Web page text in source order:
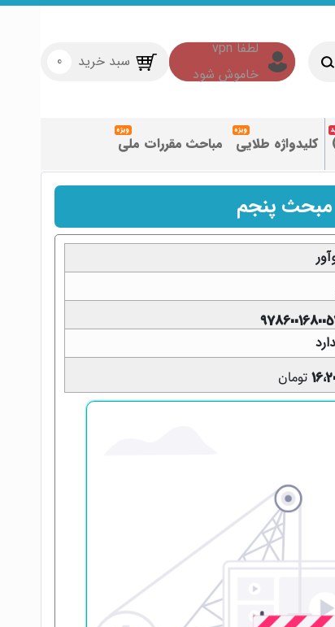
سبد خرید 0
کلیدواژه طلایی مباحث مقررات ملی
مبحث پنجم
تومان